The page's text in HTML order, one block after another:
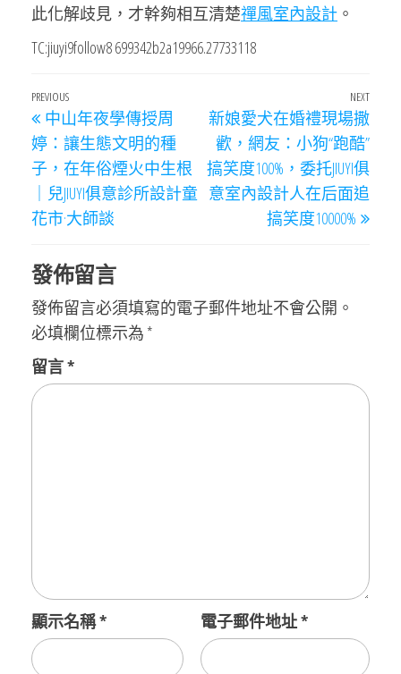
此化解歧見，才幹夠相互清楚禪風室內設計 。
TC:jiuyi9follow8 699342b2a19966.27733118
文
章
導
覽
Previous
Post
PREVIOUS
中山年夜學傳授周
婷：讓生態文明的種
子，在年俗煙火中生根
｜兒JIUYI俱意診所設計童
花市·大師談
Next
Post
NEXT
新娘愛犬在婚禮現場撒
歡，網友：小狗“跑酷”
搞笑度100%，委托JIUYI俱
意室內設計人在后面追
搞笑度10000%
發佈留言
發佈留言必須填寫的電子郵件地址不會公開。
必填欄位標示為 *
留言*
顯示名稱* 電子郵件地址*